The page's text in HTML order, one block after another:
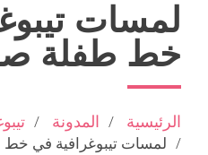
لمسات
خط طفلة
الرئيسية المدونة
لمسات تيبوغرافية في